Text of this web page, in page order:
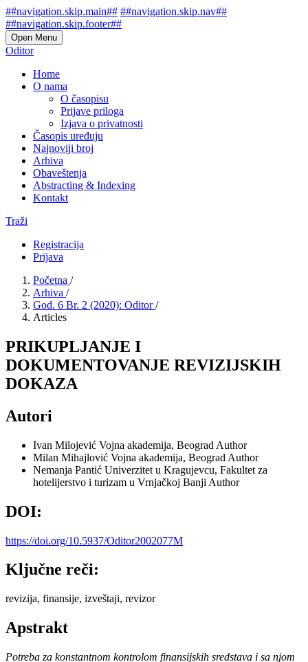
##navigation.skip.main## ##navigation.skip.nav##
##navigation.skip.footer##
Open Menu
Oditor
Home
O nama
O časopisu
Prijave priloga
Izjava o privatnosti
Časopis uređuju
Najnoviji broj
Arhiva
Obaveštenja
Abstracting & Indexing
Kontakt
Traži
Registracija
Prijava
Početna /
Arhiva /
God. 6 Br. 2 (2020): Oditor/
Articles
PRIKUPLJANJE I
DOKUMENTOVANJE REVIZIJSKIH
DOKAZA
Autori
Ivan Milojević Vojna akademija, Beograd Author
Milan Mihajlović Vojna akademija, Beograd Author
Nemanja Pantić Univerzitet u Kragujevcu, Fakultet za
hotelijerstvo i turizam u Vrnjačkoj Banji Author
DOI:
https://doi.org/10.5937/Oditor2002077M
Ključne reči:
revizija, finansije, izveštaji, revizor
Apstrakt
Potreba za konstantnom kontrolom finansijskih sredstava i sa njom